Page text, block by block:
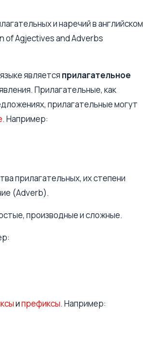
и наречий в английском
of Agjectives and Adverbs
является прилагательное
Прилагательные, как
прилагательные могут
Например:
прилагательных, их степени
(Adverb).
производные и сложные.
ипрефиксы. Например: